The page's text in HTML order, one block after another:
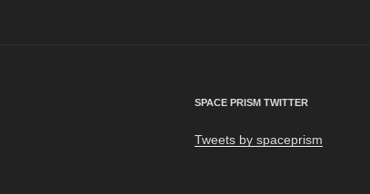
ョ
ン
SPACE PRISM TWITTER
Tweets by spaceprism